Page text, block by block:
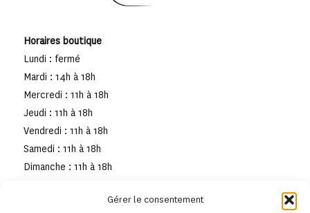
Gérer le consentement
Horaires boutique
Lundi : fermé
Mardi : 14h à 18h
Mercredi : 11h à 18h
Jeudi : 11h à 18h
Vendredi : 11h à 18h
Samedi : 11h à 18h
Dimanche : 11h à 18h